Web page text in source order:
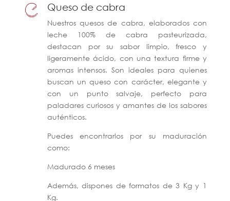
Queso de cabra
Nuestros quesos de cabra, elaborados con
leche 100% de cabra pasteurizada,
destacan por su sabor limpio, fresco y
ligeramente ácido, con una textura firme y
aromas intensos. Son ideales para quienes
buscan un queso con carácter, elegante y
con un punto salvaje, perfecto para
paladares curiosos y amantes de los sabores
auténticos.
Puedes encontrarlos por su maduración
como:
Madurado 6 meses
Además, dispones de formatos de 3 Kg y 1
Kg.